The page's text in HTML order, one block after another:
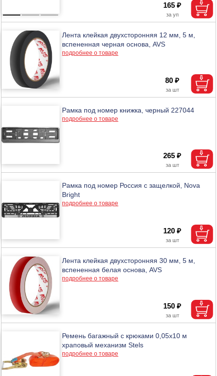
165 ₽
Лента клейкая двухсторонняя 12 мм, 5 м,
вспененная черная основа, AVS
подробнее о товаре
80 ₽
Рамка под номер книжка, черный 227044
подробнее о товаре
265 ₽
Рамка под номер Россия с защелкой, Nova
Bright
подробнее о товаре
120 ₽
Лента клейкая двухсторонняя 30 мм, 5 м,
вспененная белая основа, AVS
подробнее о товаре
150 ₽
Ремень багажный с крюками 0,05х10 м
храповый механизм Stels
подробнее о товаре